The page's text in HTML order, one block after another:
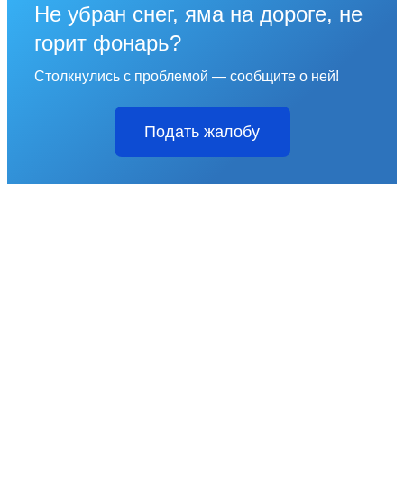
Не убран снег, яма на дороге, не
горит фонарь?
Столкнулись с проблемой — сообщите о ней!
Подать жалобу